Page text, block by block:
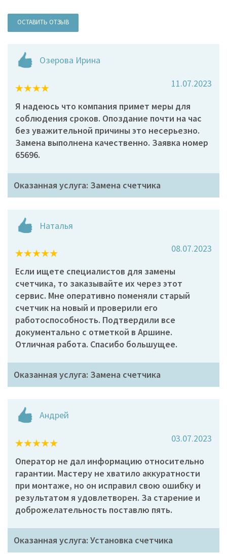
ОСТАВИТЬ ОТЗЫВ
Озерова Ирина
11.07.2023
Я надеюсь что компания примет меры для
соблюдения сроков. Опоздание почти на час
без уважительной причины это несерьезно.
Замена выполнена качественно. Заявка номер
65696.
Оказанная услуга: Замена счетчика
Наталья
08.07.2023
Если ищете специалистов для замены
счетчика, то заказывайте их через этот
сервис. Мне оперативно поменяли старый
счетчик на новый и проверили его
работоспособность. Подтвердили все
документально с отметкой в Аршине.
Отличная работа. Спасибо большущее.
Оказанная услуга: Замена счетчика
Андрей
03.07.2023
Оператор не дал информацию относительно
гарантии. Мастеру не хватило аккуратности
при монтаже, но он исправил свою ошибку и
результатом я удовлетворен. За старение и
доброжелательность поставлю пять.
Оказанная услуга: Установка счетчика